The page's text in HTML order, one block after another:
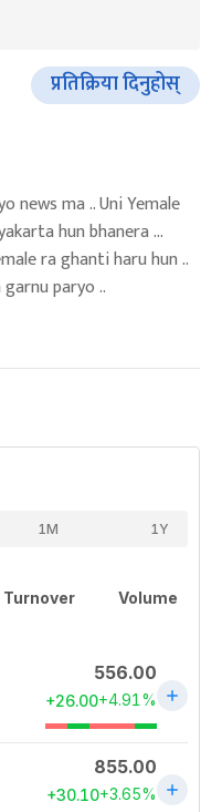
प्रतिक्रिया दिनुहोस्
news ma .. Uni Yemale
hun bhanera ...
ra ghanti haru hun ..
paryo ..